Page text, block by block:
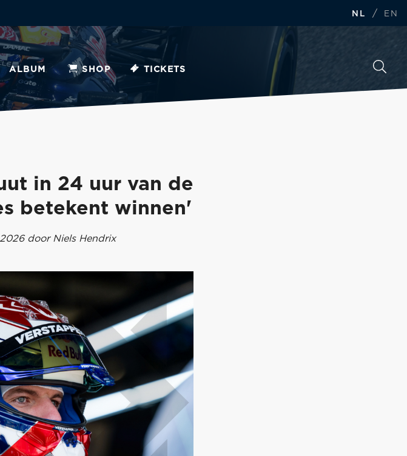
NL / EN
ALBUM SHOP TICKETS
in 24 uur van de
betekent winnen'
door Niels Hendrix